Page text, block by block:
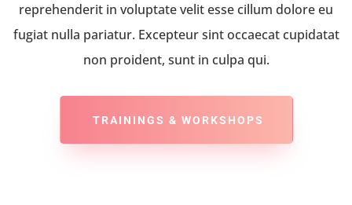
reprehenderit in voluptate velit esse cillum dolore eu
fugiat nulla pariatur. Excepteur sint occaecat cupidatat
non proident, sunt in culpa qui.
TRAININGS & WORKSHOPS